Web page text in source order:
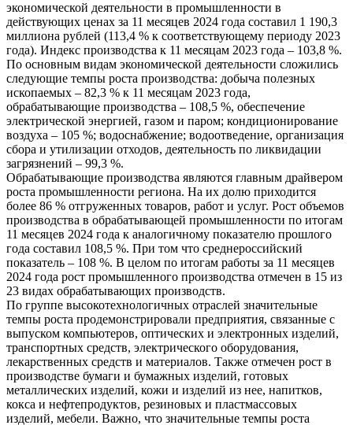
экономической деятельности в промышленности в
действующих ценах за 11 месяцев 2024 года составил 1 190,3
миллиона рублей (113,4 % к соответствующему периоду 2023
года). Индекс производства к 11 месяцам 2023 года – 103,8 %.
По основным видам экономической деятельности сложились
следующие темпы роста производства: добыча полезных
ископаемых – 82,3 % к 11 месяцам 2023 года,
обрабатывающие производства – 108,5 %, обеспечение
электрической энергией, газом и паром; кондиционирование
воздуха – 105 %; водоснабжение; водоотведение, организация
сбора и утилизации отходов, деятельность по ликвидации
загрязнений – 99,3 %.
Обрабатывающие производства являются главным драйвером
роста промышленности региона. На их долю приходится
более 86 % отгруженных товаров, работ и услуг. Рост объемов
производства в обрабатывающей промышленности по итогам
11 месяцев 2024 года к аналогичному показателю прошлого
года составил 108,5 %. При том что среднероссийский
показатель – 108 %. В целом по итогам работы за 11 месяцев
2024 года рост промышленного производства отмечен в 15 из
23 видах обрабатывающих производств.
По группе высокотехнологичных отраслей значительные
темпы роста продемонстрировали предприятия, связанные с
выпуском компьютеров, оптических и электронных изделий,
транспортных средств, электрического оборудования,
лекарственных средств и материалов. Также отмечен рост в
производстве бумаги и бумажных изделий, готовых
металлических изделий, кожи и изделий из нее, напитков,
кокса и нефтепродуктов, резиновых и пластмассовых
изделий, мебели. Важно, что значительные темпы роста